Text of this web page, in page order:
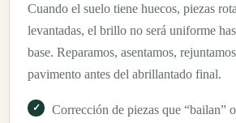
Cuando el suelo tiene huecos, piezas
levantadas, el brillo no será uniforme
base. Reparamos, asentamos,
pavimento antes del abrillantado final.
Corrección de piezas que “bailan”